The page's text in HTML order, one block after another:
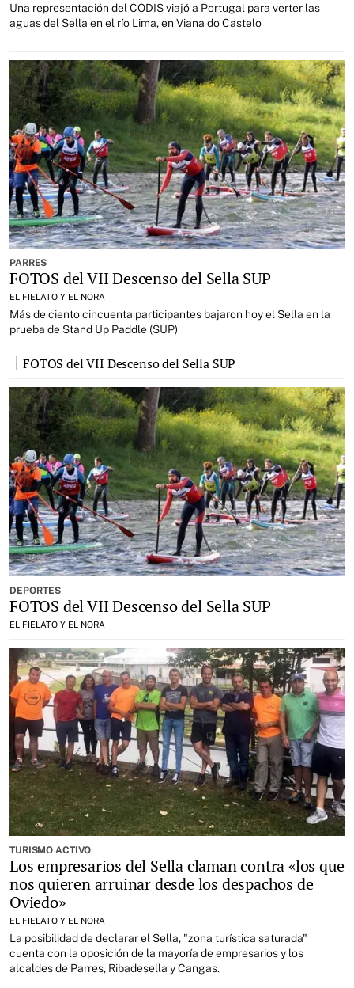
Una representación del CODIS viajó a Portugal para verter las
aguas del Sella en el río Lima, en Viana do Castelo
PARRES
FOTOS del VII Descenso del Sella SUP
EL FIELATO Y EL NORA
Más de ciento cincuenta participantes bajaron hoy el Sella en la
prueba de Stand Up Paddle (SUP)
FOTOS del VII Descenso del Sella SUP
DEPORTES
FOTOS del VII Descenso del Sella SUP
EL FIELATO Y EL NORA
TURISMO ACTIVO
Los empresarios del Sella claman contra «los que
nos quieren arruinar desde los despachos de
Oviedo»
EL FIELATO Y EL NORA
La posibilidad de declarar el Sella, "zona turística saturada"
cuenta con la oposición de la mayoría de empresarios y los
alcaldes de Parres, Ribadesella y Cangas.